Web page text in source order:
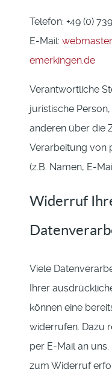
Telefon: +49 (0)
E-Mail:
emerkingen.de
Verantwortliche
juristische
anderen über die
Verarbeitung von
(z.B. Namen, E-
Widerruf
Viele
Ihrer
können eine
widerrufen. Dazu
per E-Mail an
zum Widerruf